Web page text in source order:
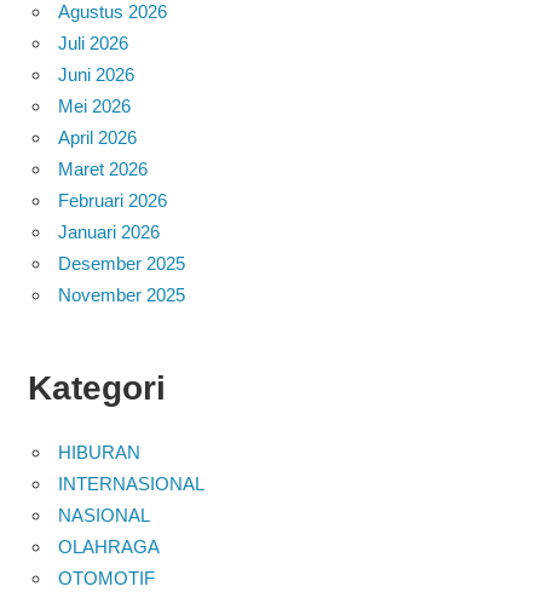
Agustus 2026
Juli 2026
Juni 2026
Mei 2026
April 2026
Maret 2026
Februari 2026
Januari 2026
Desember 2025
November 2025
Kategori
HIBURAN
INTERNASIONAL
NASIONAL
OLAHRAGA
OTOMOTIF